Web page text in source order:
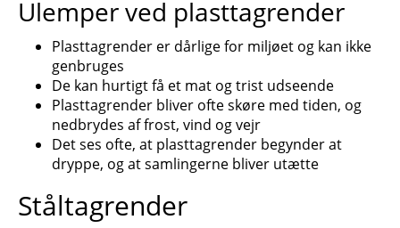
Ulemper ved plasttagrender
Plasttagrender er dårlige for miljøet og kan ikke
genbruges
De kan hurtigt få et mat og trist udseende
Plasttagrender bliver ofte skøre med tiden, og
nedbrydes af frost, vind og vejr
Det ses ofte, at plasttagrender begynder at
dryppe, og at samlingerne bliver utætte
Ståltagrender